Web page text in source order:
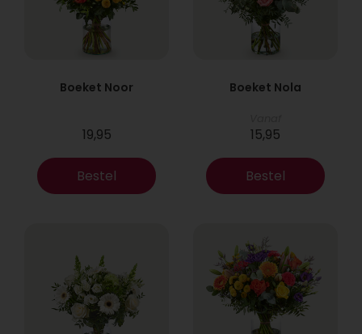
Boeket Noor
19,95
Bestel
Boeket Nola
15,95
Bestel